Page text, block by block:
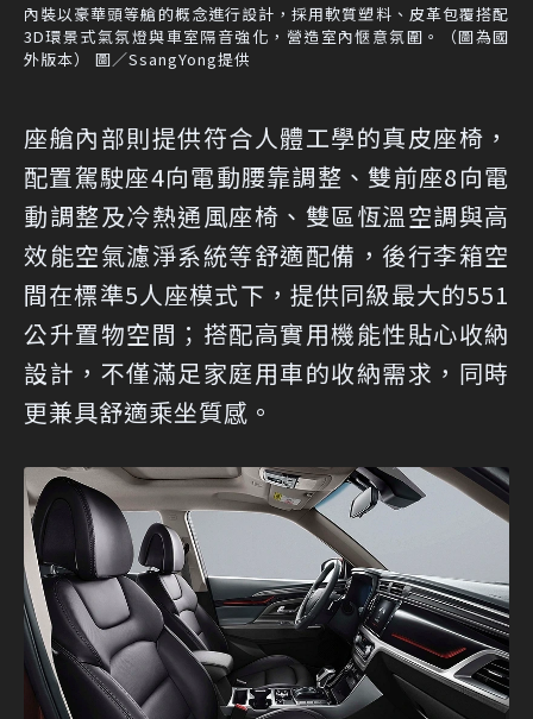
內裝以豪華頭等艙的概念進行設計，採用軟質塑料、皮革包覆搭配
3D環景式氣氛燈與車室隔音強化，營造室內愜意氛圍。（圖為國
外版本） 圖／SsangYong提供
座艙內部則提供符合人體工學的真皮座椅，
配置駕駛座4向電動腰靠調整、雙前座8向電
動調整及冷熱通風座椅、雙區恆溫空調與高
效能空氣濾淨系統等舒適配備，後行李箱空
間在標準5人座模式下，提供同級最大的551
公升置物空間；搭配高實用機能性貼心收納
設計，不僅滿足家庭用車的收納需求，同時
更兼具舒適乘坐質感。